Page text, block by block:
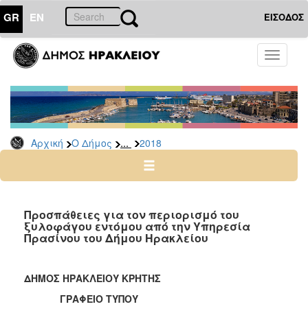
GR EN ΕΙΣΟΔΟΣ
Toggle
Αρχική Ο Δήμος ... 2018
ΔΗΜΟΣ
Δελτία
Τύπου
Αρχείο
2026
2024
2022
Προσπάθειες για τον περιορισμό του
ξυλοφάγου εντόμου από την Υπηρεσία
Πρασίνου του Δήμου Ηρακλείου
ΔΗΜΟΣ ΗΡΑΚΛΕΙΟΥ ΚΡΗΤΗΣ
ΓΡΑΦΕΙΟ ΤΥΠΟΥ